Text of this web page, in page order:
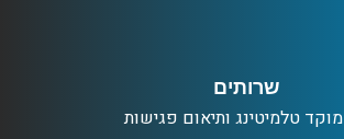
שרותים
מוקד טלמיטינג ותיאום פגישות